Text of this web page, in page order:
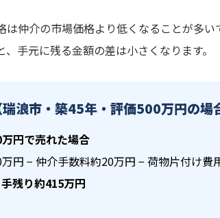
は仲介の市場価格より低くなることが多
、手元に残る金額の差は小さくなります。
浪市・築45年・評価500万円の場
円で売れた場合
円 − 仲介手数料約20万円 − 荷物片付け
手残り約415万円